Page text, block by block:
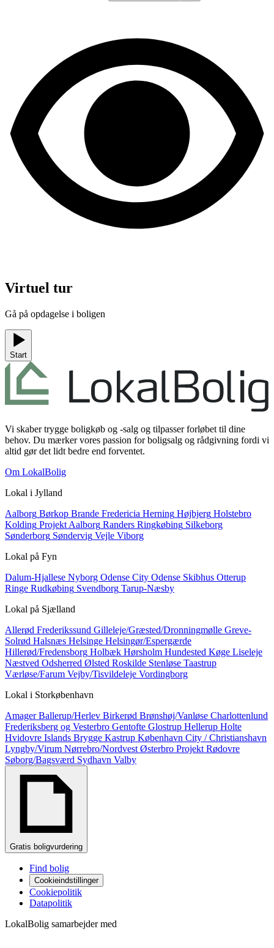
Virtuel tur
Gå på opdagelse i boligen
Start
Vi skaber trygge boligkøb og -salg og tilpasser forløbet til dine
behov. Du mærker vores passion for boligsalg og rådgivning fordi vi
altid gør det lidt bedre end forventet.
Om LokalBolig
Lokal i Jylland
Aalborg Børkop Brande Fredericia Herning Højbjerg Holstebro
Kolding Projekt Aalborg Randers Ringkøbing Silkeborg
Sønderborg Søndervig Vejle Viborg
Lokal på Fyn
Dalum-Hjallese Nyborg Odense City Odense Skibhus Otterup
Ringe Rudkøbing Svendborg Tarup-Næsby
Lokal på Sjælland
Allerød Frederikssund Gilleleje/Græsted/Dronningmølle Greve-
Solrød Halsnæs Helsinge Helsingør/Espergærde
Hillerød/Fredensborg Holbæk Hørsholm Hundested Køge Liseleje
Næstved Odsherred Ølsted Roskilde Stenløse Taastrup
Værløse/Farum Vejby/Tisvildeleje Vordingborg
Lokal i Storkøbenhavn
AmagerBallerup/Herlev Birkerød Brønshøj/Vanløse Charlottenlund
Frederiksberg og Vesterbro Gentofte Glostrup Hellerup Holte
Hvidovre Islands Brygge Kastrup København City / Christianshavn
Lyngby/Virum Nørrebro/Nordvest Østerbro Projekt Rødovre
Søborg/Bagsværd Sydhavn Valby
Gratis boligvurdering
Find bolig
Cookieindstillinger
Cookiepolitik
Datapolitik
LokalBolig samarbejder med